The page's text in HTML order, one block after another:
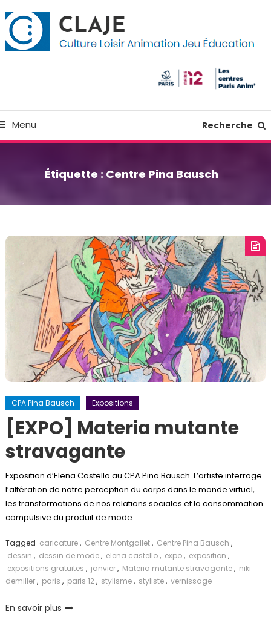
Menu Recherche
Étiquette : Centre Pina Bausch
CPA Pina Bausch Expositions
[EXPO] Materia mutante
stravagante
Exposition d’Elena Castello au CPA Pina Bausch. L’artiste interroge
l’altération de notre perception du corps dans le monde virtuel,
les transformations de nos relations sociales et la consommation
compulsive du produit de mode.
Tagged caricature, Centre Montgallet, Centre Pina Bausch ,
dessin , dessin de mode, elena castello, expo, exposition ,
expositions gratuites , janvier, Materia mutante stravagante, niki
demiller, paris , paris 12 , stylisme, styliste, vernissage
En savoir plus